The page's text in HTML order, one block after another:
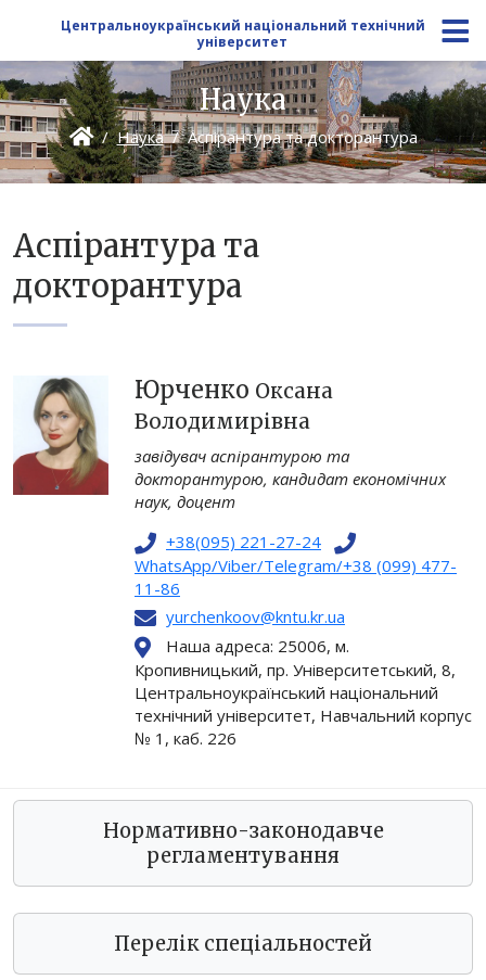
Центральноукраїнський національний технічний
університет
Наука
Наука Аспірантура та докторантура
Аспірантура та
докторантура
Юрченко Оксана
Володимирівна
завідувач аспірантурою та
докторантурою, кандидат економічних
наук, доцент
+38(095) 221-27-24
WhatsApp/Viber/Telegram/+38 (099) 477-
11-86
yurchenkoov@kntu.kr.ua
Наша адреса: 25006, м.
Кропивницький, пр. Університетський, 8,
Центральноукраїнський національний
технічний університет, Навчальний корпус
№ 1, каб. 226
Нормативно-законодавче
регламентування
Перелік спеціальностей